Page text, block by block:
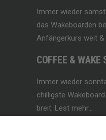
Immer wieder
das Wakeboarden
Anfängerkurs weit &
COFFEE & WAKE
Immer wieder
chilligste
breit. Lest mehr…